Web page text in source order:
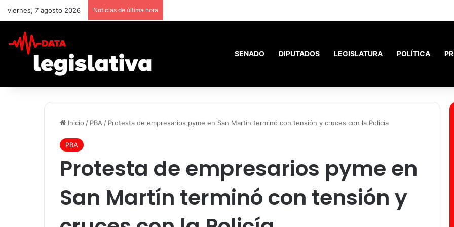
viernes, 7 agosto 2026 Noticias de última hora
SENADO DIPUTADOS LEGISLATURA POLÍTICA
Inicio / PBA / Protesta de empresarios pyme en San Martín terminó con tensión y cruces con la Policía
PBA
Protesta de empresarios pyme en
San Martín terminó con tensión y